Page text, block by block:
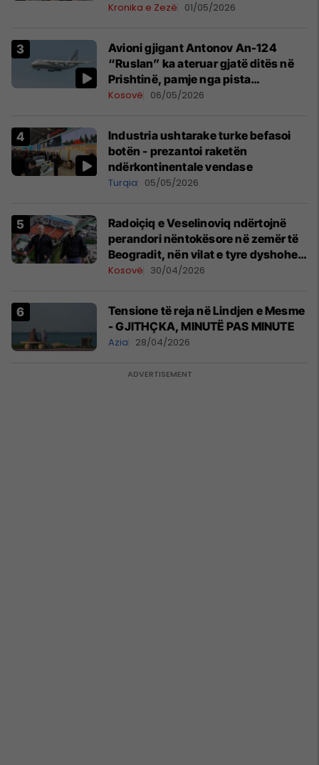
Kronika e Zezë 01/05/2026
Avioni gjigant Antonov An-124
“Ruslan” ka ateruar gjatë ditës në
Prishtinë, pamje nga pista
publikohen edhe në rrjete sociale
Kosovë 06/05/2026
Industria ushtarake turke befasoi
botën - prezantoi raketën
ndërkontinentale vendase
Turqia 05/05/2026
Radoiçiq e Veselinoviq ndërtojnë
perandori nëntokësore në zemër të
Beogradit, nën vilat e tyre dyshohet
se po bëjnë bunkerë
Kosovë 30/04/2026
Tensione të reja në Lindjen e Mesme
- GJITHÇKA, MINUTË PAS MINUTE
Azia 28/04/2026